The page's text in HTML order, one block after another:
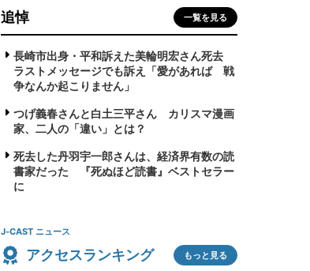
追悼 一覧を見る
長崎市出身・平和訴えた美輪明宏さん死去
ラストメッセージでも訴え「愛があれば 戦
争なんか起こりません」
つげ義春さんと白土三平さん カリスマ漫画
家、二人の「違い」とは？
死去した丹羽宇一郎さんは、経済界有数の読
書家だった 『死ぬほど読書』ベストセラー
に
J-CAST ニュース
アクセスランキング もっと見る